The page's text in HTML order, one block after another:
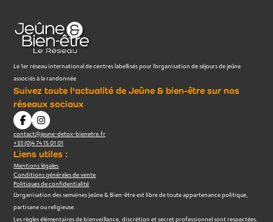
Le 1er réseau international de centres labellisés pour l’organisation de séjours de jeûne
associés à la randonnée
Suivez toute l'actualité de Jeûne & bien-être sur nos
réseaux sociaux
contact@jeune-detox-bienetre.fr
+33 (0)4 74 15 01 01
Liens utiles :
Mentions légales
Conditions générales de vente
Politiques de confidentialité
L’organisation des semaines Jeûne & Bien-être est libre de toute appartenance politique,
partisane ou religieuse.
Les règles élémentaires de bienveillance, discrétion et secret professionnel sont respectées.